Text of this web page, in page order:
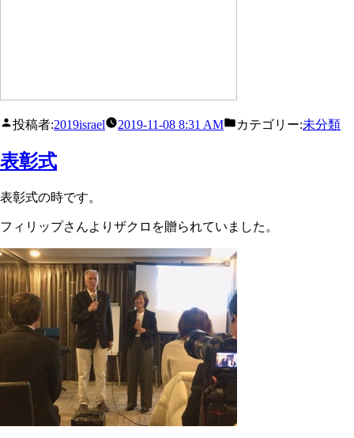
投稿者:2019israel 2019-11-08 8:31 AM カテゴリー:未分類
表彰式
表彰式の時です。
フィリップさんよりザクロを贈られていました。